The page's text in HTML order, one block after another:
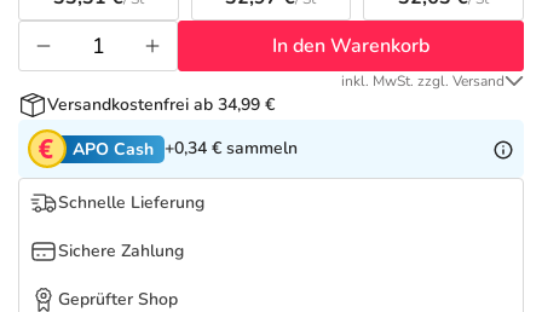
Tierapotheke
Vitamine & Mineralstoffe
Marken
Salus Deals
In den Warenkorb
inkl. MwSt. zzgl. Versand
Versandkostenfrei ab 34,99 €
APO Cash +0,34 € sammeln
Schnelle Lieferung
Sichere Zahlung
Geprüfter Shop